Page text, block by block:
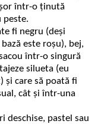
într-o ținută
peste.
fi negru (deși
este roșu), bej,
într-o singură
silueta (eu
și care să poată fi
cât și într-una
deschise, pastel sau